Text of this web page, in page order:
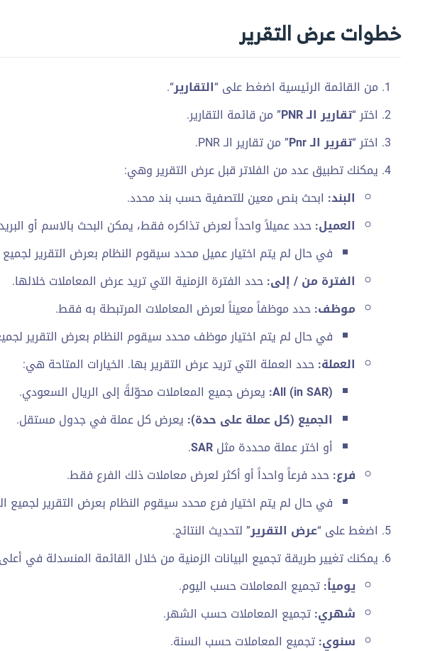
خطوات عرض التقرير
من القائمة الرئيسية اضغط على “التقارير“.
اختر “تقارير الـ PNR
” من قائمة التقارير.
اختر “تقرير الـ Pnr
” من تقارير الـ PNR.
يمكنك تطبيق عدد من الفلاتر قبل عرض التقرير وهي:
البند: ابحث بنص معين للتصفية حسب بند محدد.
العميل:حدد عميلاً واحداً لعرض تذاكره فقط، يمكن البحث بالاسم أو
في حال لم يتم اختيار عميل محدد سيقوم النظام بعرض التقرير لجميع
الفترة من / إلى:حدد الفترة الزمنية التي تريد عرض المعاملات خلالها.
موظف:حدد موظفاً معيناً لعرض المعاملات المرتبطة به فقط.
في حال لم يتم اختيار موظف محدد سيقوم النظام بعرض التقرير
العملة:حدد العملة التي تريد عرض التقرير بها. الخيارات المتاحة هي:
All (in SAR): يعرض جميع المعاملات محوّلةً إلى الريال السعودي.
الجميع (كل عملة على حدة): يعرض كل عملة في جدول مستقل.
أو اختر عملة محددة مثلSAR
.
فرع:حدد فرعاً واحداً أو أكثر لعرض معاملات ذلك الفرع فقط.
في حال لم يتم اختيار فرع محدد سيقوم النظام بعرض التقرير لجميع
اضغط على “عرض التقرير” لتحديث النتائج.
يمكنك تغيير طريقة تجميع البيانات الزمنية من خلال القائمة المنسدلة في
يومياً:تجميع المعاملات حسب اليوم.
شهري:تجميع المعاملات حسب الشهر.
سنوي:تجميع المعاملات حسب السنة.